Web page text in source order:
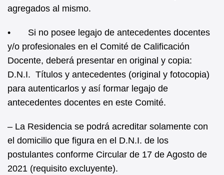
agregados al mismo.
• Si no posee legajo de antecedentes docentes
y/o profesionales en el Comité de Calificación
Docente, deberá presentar en original y copia:
D.N.I. Títulos y antecedentes (original y fotocopia)
para autenticarlos y así formar legajo de
antecedentes docentes en este Comité.
– La Residencia se podrá acreditar solamente con
el domicilio que figura en el D.N.I. de los
postulantes conforme Circular de 17 de Agosto de
2021 (requisito excluyente).